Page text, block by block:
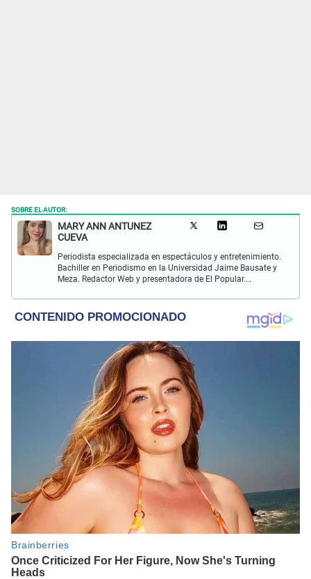
SOBRE EL AUTOR:
MARY ANN ANTUNEZ
CUEVA
Periodista especializada en espectáculos y entretenimiento.
Bachiller en Periodismo en la Universidad Jaime Bausate y
Meza. Redactor Web y presentadora de El Popular.
y espectáculos internacional.